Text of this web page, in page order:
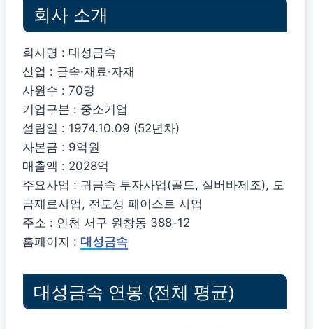
회사 소개
회사명 : 대성금속
산업 : 금속·재료·자재
사원수 : 70명
기업구분 : 중소기업
설립일 : 1974.10.09 (52년차)
자본금 : 9억원
매출액 : 2028억
주요사업 : 귀금속 투자사업(골드, 실버바제조), 도
금재료사업, 전도성 페이스트 사업
주소 : 인천 서구 원창동 388-12
홈페이지 : 대성금속
대성금속 연봉 (전체 평균)